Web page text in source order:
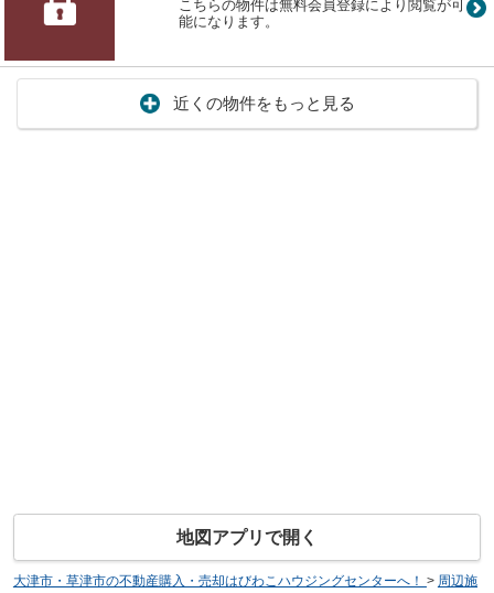
こちらの物件は無料会員登録により閲覧が可
能になります。
近くの物件をもっと見る
地図アプリで開く
大津市・草津市の不動産購入・売却はびわこハウジングセンターへ！ > 周辺施